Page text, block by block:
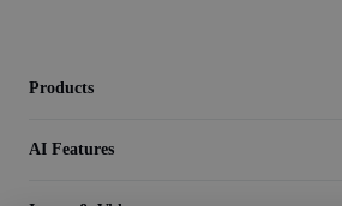
Products
AI Features